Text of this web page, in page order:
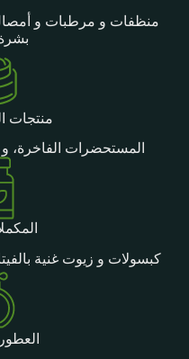
منظفات و مرطبات و
منتجات
المستحضرات الفاخرة،
كبسولات و زيوت غنية